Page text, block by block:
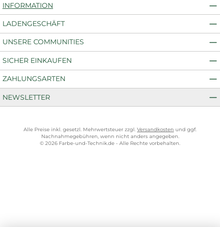
INFORMATION
LADENGESCHÄFT
UNSERE COMMUNITIES
SICHER EINKAUFEN
ZAHLUNGSARTEN
NEWSLETTER
Alle Preise inkl. gesetzl. Mehrwertsteuer zzgl. Versandkosten und ggf.
Nachnahmegebühren, wenn nicht anders angegeben.
© 2026 Farbe-und-Technik.de - Alle Rechte vorbehalten.